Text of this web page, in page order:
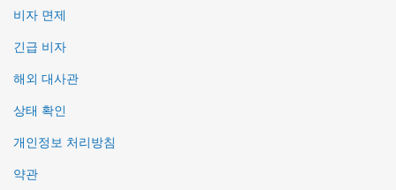
비자 면제
긴급 비자
해외 대사관
상태 확인
개인정보 처리방침
약관